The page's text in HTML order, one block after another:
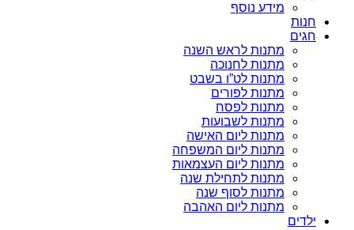
מידע נוסף
חנות
חגים
מתנות לראש השנה
מתנות לחנוכה
מתנות לט”ו בשבט
מתנות לפורים
מתנות לפסח
מתנות לשבועות
מתנות ליום האישה
מתנות ליום המשפחה
מתנות ליום העצמאות
מתנות לתחילת שנה
מתנות לסוף שנה
מתנות ליום האהבה
ילדים